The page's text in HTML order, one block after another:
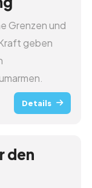
Grenzen und
geben
Details
den